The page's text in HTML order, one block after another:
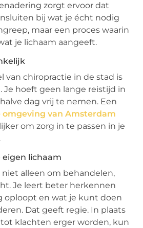
zorgt ervoor dat
bij wat je écht nodig
maar een proces waarin
je lichaam aangeeft.
van chiropractie in de stad is
Je hoeft geen lange reistijd in
dag vrij te nemen. Een
van Amsterdam
om zorg in te passen in je
eigen lichaam
niet alleen om behandelen,
Je leert beter herkennen
oploopt en wat je kunt doen
Dat geeft regie. In plaats
klachten erger worden, kun